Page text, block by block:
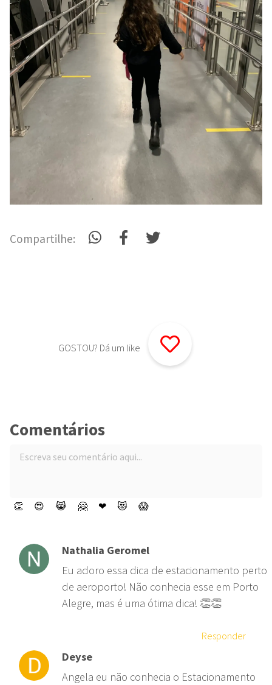
Compartilhe:
GOSTOU? Dá um like
Comentários
👏 😍 😹 🤗 ❤ 😻 😱
Nathalia Geromel
Eu adoro essa dica de estacionamento perto
de aeroporto! Não conhecia esse em Porto
Alegre, mas é uma ótima dica! 👏👏
Responder
Deyse
Angela eu não conhecia o Estacionamento